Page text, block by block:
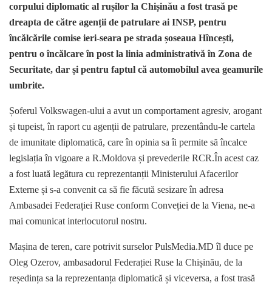
corpului diplomatic al rușilor la Chișinău a fost trasă pe
dreapta de către agenții de patrulare ai INSP, pentru
încălcările comise ieri-seara pe strada șoseaua Hîncești,
pentru o încălcare în post la linia administrativă în Zona de
Securitate, dar și pentru faptul că automobilul avea geamurile
umbrite.
Șoferul Volkswagen-ului a avut un comportament agresiv, arogant
și tupeist, în raport cu agenții de patrulare, prezentându-le cartela
de imunitate diplomatică, care în opinia sa îi permite să încalce
legislația în vigoare a R.Moldova și prevederile RCR.În acest caz
a fost luată legătura cu reprezentanții Ministerului Afacerilor
Externe și s-a convenit ca să fie făcută sesizare în adresa
Ambasadei Federației Ruse conform Conveției de la Viena, ne-a
mai comunicat interlocutorul nostru.
Mașina de teren, care potrivit surselor PulsMedia.MD îl duce pe
Oleg Ozerov, ambasadorul Federației Ruse la Chișinău, de la
reședința sa la reprezentanța diplomatică și viceversa, a fost trasă